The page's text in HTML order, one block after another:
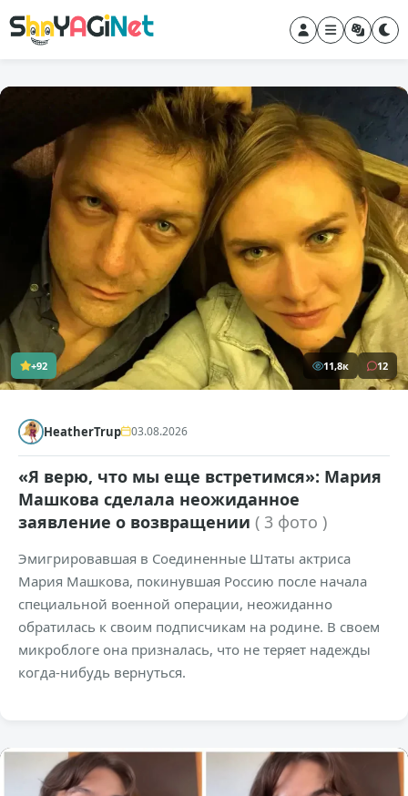
+92 11,8к 12
HeatherTrup 03.08.2026
«Я верю, что мы еще встретимся»: Мария
Машкова сделала неожиданное
заявление о возвращении ( 3 фото )
Эмигрировавшая в Соединенные Штаты актриса
Мария Машкова, покинувшая Россию после начала
специальной военной операции, неожиданно
обратилась к своим подписчикам на родине. В своем
микроблоге она призналась, что не теряет надежды
когда-нибудь вернуться.